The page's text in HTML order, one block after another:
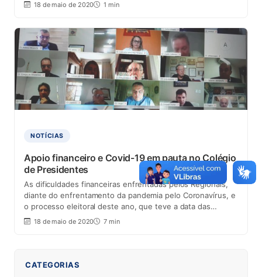
18 de maio de 2020 1 min
NOTÍCIAS
Apoio financeiro e Covid-19 em pauta no Colégio
de Presidentes
As dificuldades financeiras enfrentadas pelos Regionais,
diante do enfrentamento da pandemia pelo Coronavírus, e
o processo eleitoral deste ano, que teve a data das…
18 de maio de 2020 7 min
CATEGORIAS